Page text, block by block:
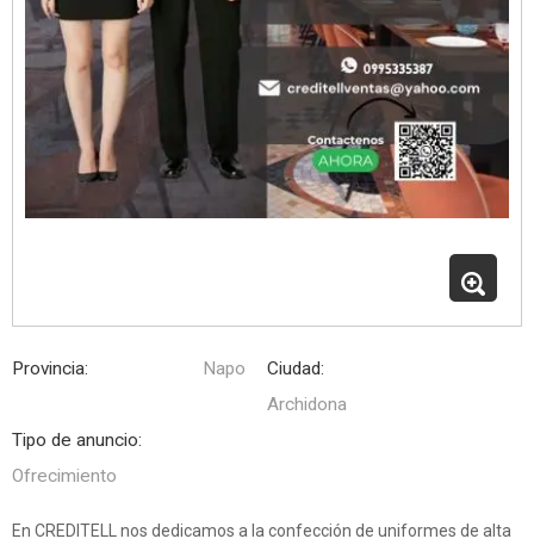
Provincia: Napo
Ciudad:
Archidona
Tipo de anuncio:
Ofrecimiento
En CREDITELL nos dedicamos a la confección de uniformes de alta